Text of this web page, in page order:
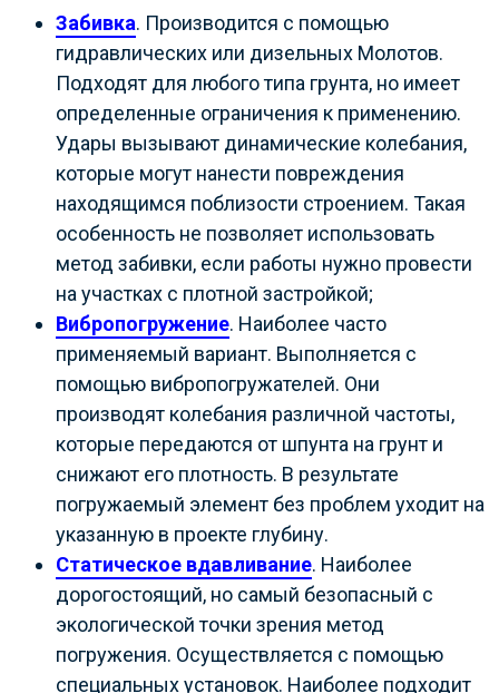
Забивка. Производится с помощью
гидравлических или дизельных Молотов.
Подходят для любого типа грунта, но имеет
определенные ограничения к применению.
Удары вызывают динамические колебания,
которые могут нанести повреждения
находящимся поблизости строением. Такая
особенность не позволяет использовать
метод забивки, если работы нужно провести
на участках с плотной застройкой;
Вибропогружение. Наиболее часто
применяемый вариант. Выполняется с
помощью вибропогружателей. Они
производят колебания различной частоты,
которые передаются от шпунта на грунт и
снижают его плотность. В результате
погружаемый элемент без проблем уходит на
указанную в проекте глубину.
Статическое вдавливание. Наиболее
дорогостоящий, но самый безопасный с
экологической точки зрения метод
погружения. Осуществляется с помощью
специальных установок. Наиболее подходит